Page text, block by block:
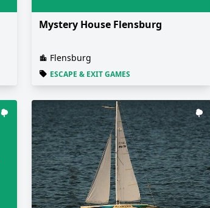
Mystery House Flensburg
Flensburg
ESCAPE & EXIT GAMES